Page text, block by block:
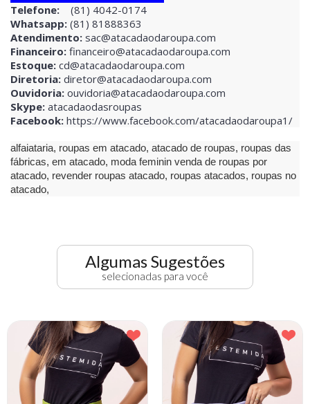
Telefone: (81) 4042-0174
Whatsapp: (81) 81888363
Atendimento: sac@atacadaodaroupa.com
Financeiro: financeiro@atacadaodaroupa.com
Estoque: cd@atacadaodaroupa.com
Diretoria: diretor@atacadaodaroupa.com
Ouvidoria: ouvidoria@atacadaodaroupa.com
Skype: atacadaodasroupas
Facebook: https://www.facebook.com/atacadaodaroupa1/
alfaiataria, roupas em atacado, atacado de roupas, roupas das
fábricas, em atacado, moda feminin venda de roupas por
atacado, revender roupas atacado, roupas atacados, roupas no
atacado,
Algumas Sugestões
selecionadas para você